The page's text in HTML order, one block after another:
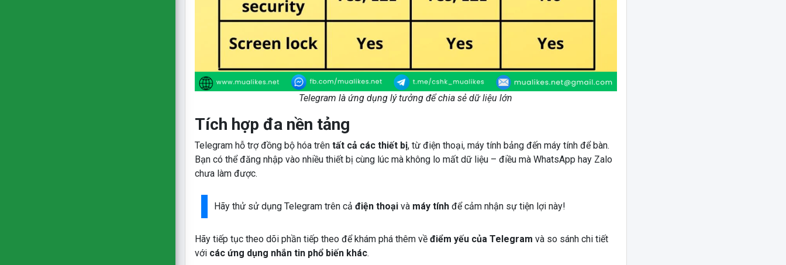
Telegram là ứng dụng lý tưởng để chia sẻ dữ liệu lớn
Tích hợp đa nền tảng
Telegram hỗ trợ đồng bộ hóa trên tất cả các thiết bị, từ điện thoại, máy tính bảng đến máy tính để bàn.
Bạn có thể đăng nhập vào nhiều thiết bị cùng lúc mà không lo mất dữ liệu – điều mà WhatsApp hay Zalo
chưa làm được.
Hãy thử sử dụng Telegram trên cảđiện thoại và máy tính để cảm nhận sự tiện lợi này!
Hãy tiếp tục theo dõi phần tiếp theo để khám phá thêm về điểm yếu của Telegram và so sánh chi tiết
với các ứng dụng nhắn tin phổ biến khác.